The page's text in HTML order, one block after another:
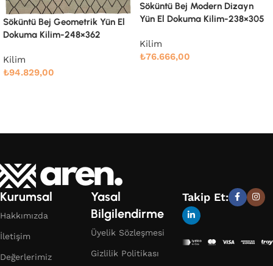
Söküntü Bej Modern Dizayn
Yün El Dokuma Kilim-238×305
₺76.666,00
Devamını oku
Söküntü Bej Modern Dizayn
Kilim
88.810,00
Kurumsal
Hakkımızda
İletişim
Değerlerimiz
Yasal
Bilgilendirme
Üyelik Sözleşmesi
Gizlilik Politikası
Takip Et: